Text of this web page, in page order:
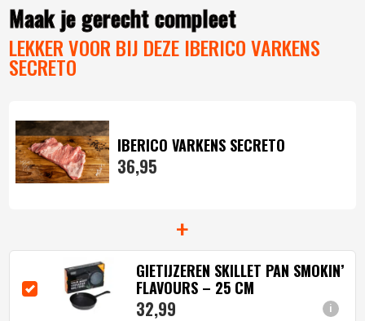
Maak je gerecht compleet
LEKKER VOOR BIJ DEZE IBERICO VARKENS
SECRETO
IBERICO VARKENS SECRETO
36,95
+
i
GIETIJZEREN SKILLET PAN SMOKIN’
FLAVOURS – 25 CM
32,99